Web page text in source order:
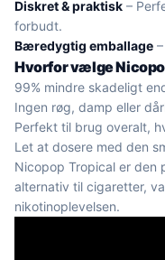
Diskret & praktisk –
forbudt.
Bæredygtig emballage
Hvorfor vælge
99% mindre skadeligt
Ingen røg, damp eller
Perfekt til brug overalt,
Let at dosere med den
Nicopop Tropical er den
alternativ til cigaretter,
nikotinoplevelsen.